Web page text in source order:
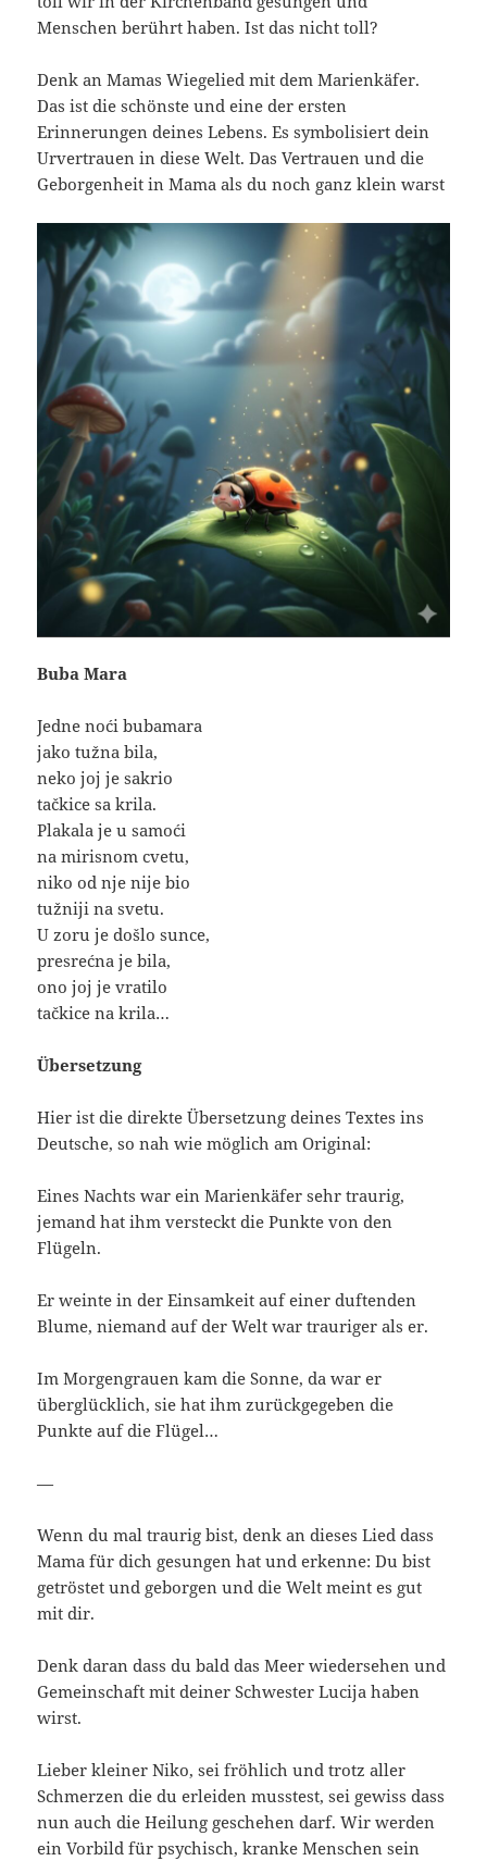
Menschen berührt haben. Ist das nicht toll?
Denk an Mamas Wiegelied mit dem Marienkäfer.
Das ist die schönste und eine der ersten
Erinnerungen deines Lebens. Es symbolisiert dein
Urvertrauen in diese Welt. Das Vertrauen und die
Geborgenheit in Mama als du noch ganz klein warst
Buba Mara
Jedne noći bubamara
jako tužna bila,
neko joj je sakrio
tačkice sa krila.
Plakala je u samoći
na mirisnom cvetu,
niko od nje nije bio
tužniji na svetu.
U zoru je došlo sunce,
presrećna je bila,
ono joj je vratilo
tačkice na krila…
Übersetzung
Hier ist die direkte Übersetzung deines Textes ins
Deutsche, so nah wie möglich am Original:
Eines Nachts war ein Marienkäfer sehr traurig,
jemand hat ihm versteckt die Punkte von den
Flügeln.
Er weinte in der Einsamkeit auf einer duftenden
Blume, niemand auf der Welt war trauriger als er.
Im Morgengrauen kam die Sonne, da war er
überglücklich, sie hat ihm zurückgegeben die
Punkte auf die Flügel…
—
Wenn du mal traurig bist, denk an dieses Lied dass
Mama für dich gesungen hat und erkenne: Du bist
getröstet und geborgen und die Welt meint es gut
mit dir.
Denk daran dass du bald das Meer wiedersehen und
Gemeinschaft mit deiner Schwester Lucija haben
wirst.
Lieber kleiner Niko, sei fröhlich und trotz aller
Schmerzen die du erleiden musstest, sei gewiss dass
nun auch die Heilung geschehen darf. Wir werden
ein Vorbild für psychisch, kranke Menschen sein